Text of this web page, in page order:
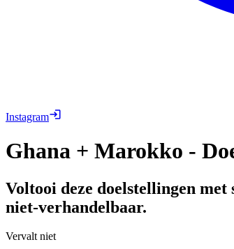
Instagram
Ghana + Marokko -
Voltooi deze doelstellingen
niet-verhandelbaar.
Vervalt niet